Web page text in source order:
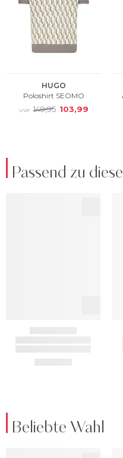
Passend zu
Beliebte Wahl